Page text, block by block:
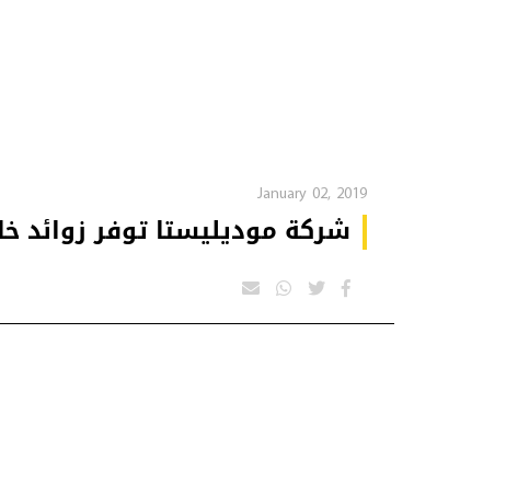
January 02, 2019
شركة موديليستا توفر زوائد